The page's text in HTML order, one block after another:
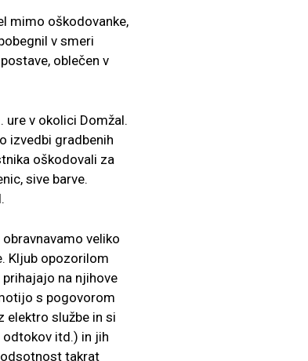
mimo oškodovanke,
v smeri
oblečen v
v okolici Domžal.
izvedbi gradbenih
oškodovali za
sive barve.
veliko
Kljub opozorilom
na njihove
s pogovorom
elektro službe in si
itd.) in jih
takrat